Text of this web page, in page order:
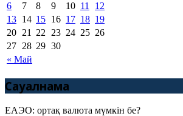
« Май
6
7 8 9 10 11
12
13 14 15 16 17 18 19
20 21 22 23 24 25 26
27 28 29 30
Сауалнама
ЕАЭО: ортақ валюта мүмкін бе?